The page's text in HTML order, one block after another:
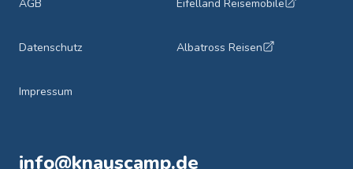
AGB
Datenschutz
Impressum
Eifelland Reisemobile
Albatross Reisen
info@knauscamp.de